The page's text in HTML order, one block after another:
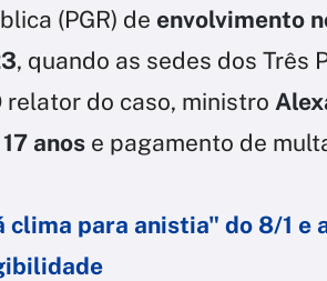
(PGR) de envolvimento
, quando as sedes dos Três
do caso, ministro
anos e pagamento de
clima para anistia" do 8/1 e